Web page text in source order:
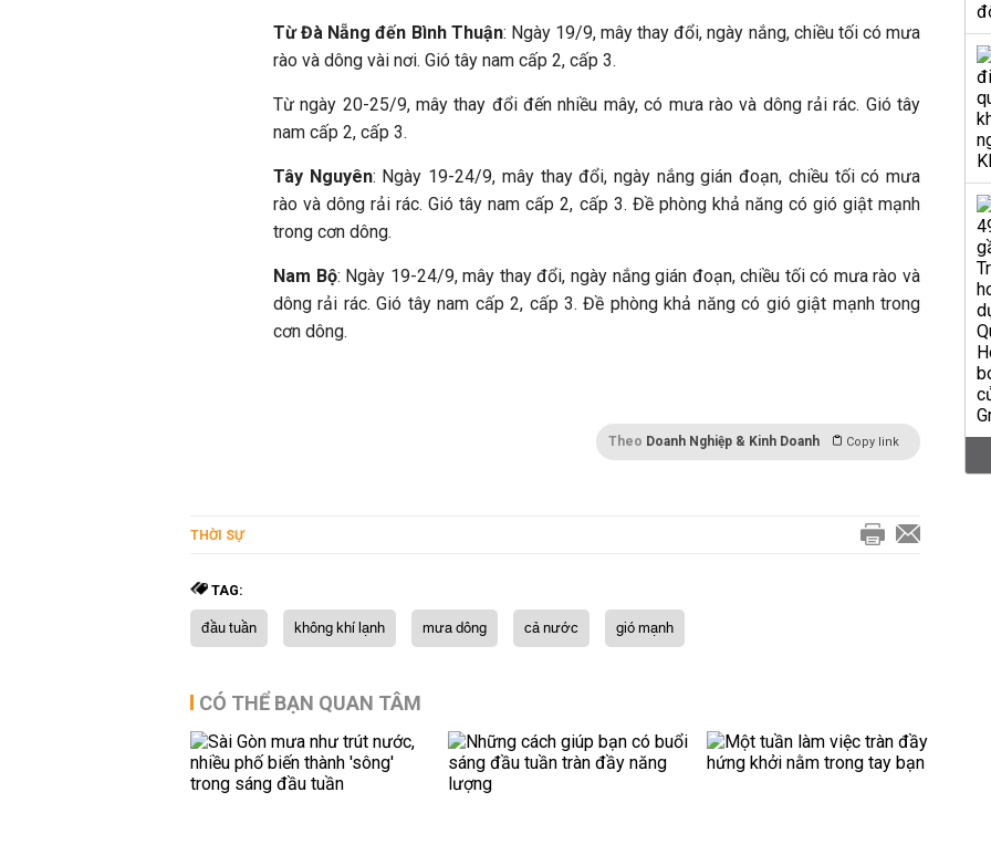
Từ Đà Nẵng đến Bình Thuận: Ngày 19/9, mây thay đổi, ngày nắng, chiều tối có mưa
rào và dông vài nơi. Gió tây nam cấp 2, cấp 3.
Từ ngày 20-25/9, mây thay đổi đến nhiều mây, có mưa rào và dông rải rác. Gió tây
nam cấp 2, cấp 3.
Tây Nguyên: Ngày 19-24/9, mây thay đổi, ngày nắng gián đoạn, chiều tối có mưa
rào và dông rải rác. Gió tây nam cấp 2, cấp 3. Đề phòng khả năng có gió giật mạnh
trong cơn dông.
Nam Bộ: Ngày 19-24/9, mây thay đổi, ngày nắng gián đoạn, chiều tối có mưa rào và
dông rải rác. Gió tây nam cấp 2, cấp 3. Đề phòng khả năng có gió giật mạnh trong
cơn dông.
Theo Doanh Nghiệp & Kinh Doanh Copy link
THỜI SỰ
TAG:
đầu tuần không khí lạnh mưa dông cả nước gió mạnh
CÓ THỂ BẠN QUAN TÂM